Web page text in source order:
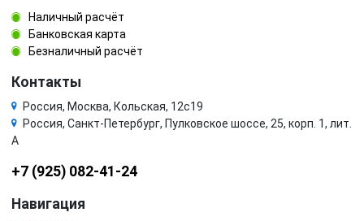
Наличный расчёт
Банковская карта
Безналичный расчёт
Контакты
Россия, Москва, Кольская, 12с19
Россия, Санкт-Петербург, Пулковское шоссе, 25, корп. 1, лит.
А
+7 (925) 082-41-24
Навигация